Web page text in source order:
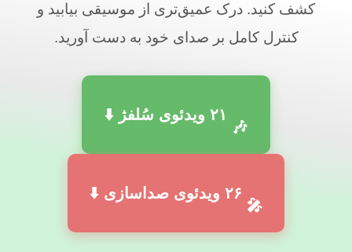
کشف کنید. درک عمیق‌تری از موسیقی بیابید و
کنترل کامل بر صدای خود به دست آورید.
🎶
ویدئوی سُلفژ ⬇️
🎤
ویدئوی صداسازی ⬇️